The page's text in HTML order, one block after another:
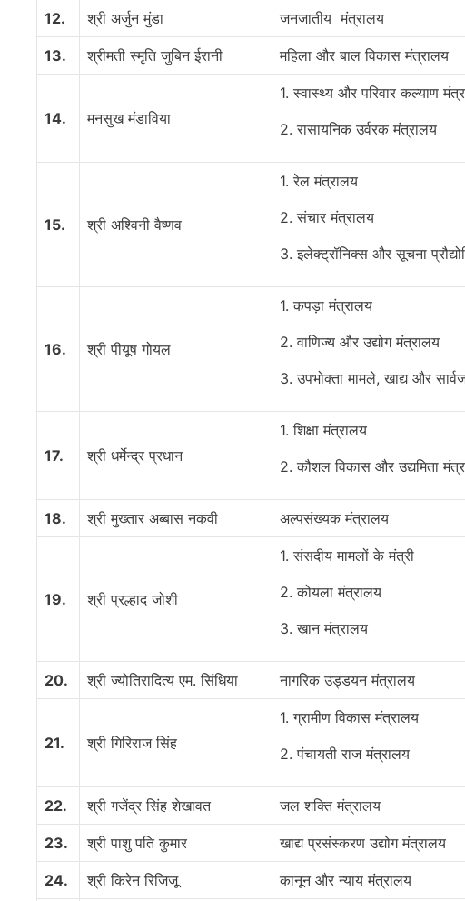
12. श्री अर्जुन मुंडा जनजातीय मंत्रालय
13. श्रीमती स्मृति जुबिन ईरानी महिला और बाल विकास मंत्रालय
14. मनसुख मंडाविया
1. स्वास्थ्य और परिवार कल्याण
2. रासायनिक उर्वरक मंत्रालय
15. श्री अश्विनी वैष्णव
1. रेल मंत्रालय
2. संचार मंत्रालय
3. इलेक्ट्रॉनिक्स और सूचना
16. श्री पीयूष गोयल
1. कपड़ा मंत्रालय
2. वाणिज्य और उद्योग मंत्रालय
3. उपभोक्ता मामले, खाद्य और
17. श्री धर्मेन्द्र प्रधान
1. शिक्षा मंत्रालय
2. कौशल विकास और उद्यमिता
18. श्री मुख्तार अब्बास नकवी अल्पसंख्यक मंत्रालय
19. श्री प्रल्हाद जोशी
1. संसदीय मामलों के मंत्री
2. कोयला मंत्रालय
3. खान मंत्रालय
20. श्री ज्योतिरादित्य एम. सिंधिया नागरिक उड्डयन मंत्रालय
21. श्री गिरिराज सिंह
1. ग्रामीण विकास मंत्रालय
2. पंचायती राज मंत्रालय
22. श्री गजेंद्र सिंह शेखावत जल शक्ति मंत्रालय
23. श्री पाशु पति कुमार खाद्य प्रसंस्करण उद्योग मंत्रालय
24. श्री किरेन रिजिजू कानून और न्याय मंत्रालय